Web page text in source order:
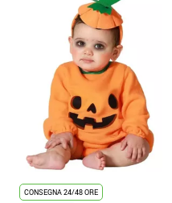
CONSEGNA 24/48 ORE